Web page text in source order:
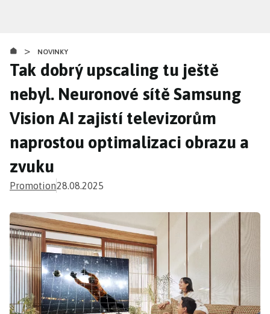
obsahu
> NOVINKY
Tak dobrý upscaling tu ještě
nebyl. Neuronové sítě Samsung
Vision AI zajistí televizorům
naprostou optimalizaci obrazu a
zvuku
Promotion28.08.2025